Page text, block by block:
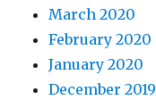
March 2020
February 2020
January 2020
December 2019